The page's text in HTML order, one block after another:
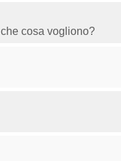
cosa vogliono?